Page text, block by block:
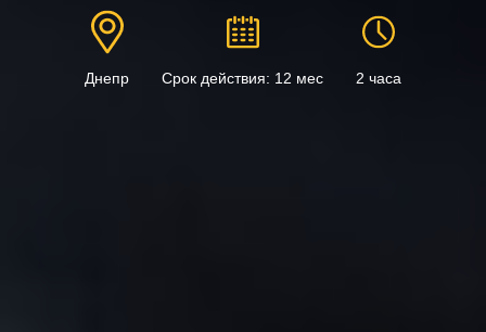
Днепр Срок действия: 12 мес 2 часа